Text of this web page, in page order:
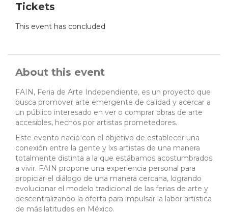
Tickets
This event has concluded
About this event
FAIN, Feria de Arte Independiente, es un proyecto que
busca promover arte emergente de calidad y acercar a
un público interesado en ver o comprar obras de arte
accesibles, hechos por artistas prometedores.
Este evento nació con el objetivo de establecer una
conexión entre la gente y lxs artistas de una manera
totalmente distinta a la que estábamos acostumbrados
a vivir. FAIN propone una experiencia personal para
propiciar el diálogo de una manera cercana, logrando
evolucionar el modelo tradicional de las ferias de arte y
descentralizando la oferta para impulsar la labor artística
de más latitudes en México.